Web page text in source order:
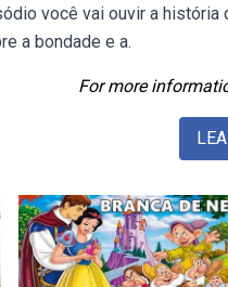
você vai ouvir a história
a bondade e a.
For more